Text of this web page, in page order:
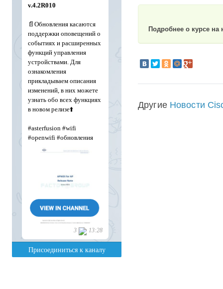
Подробнее о курсе
Другие Новости